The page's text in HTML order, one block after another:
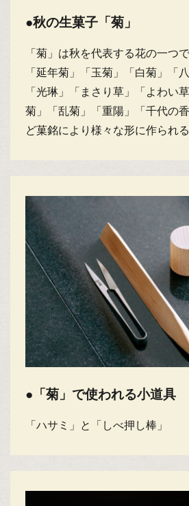
●秋の生菓子「菊」
「菊」は秋を代表する花の一つ
「延年菊」「玉菊」「白菊」「
「光琳」「まさり草」「よわい
菊」「乱菊」「重陽」「千代の
ど菓銘により様々な形に作られる
●「菊」で使われる小道具
「ハサミ」と「しべ押し棒」